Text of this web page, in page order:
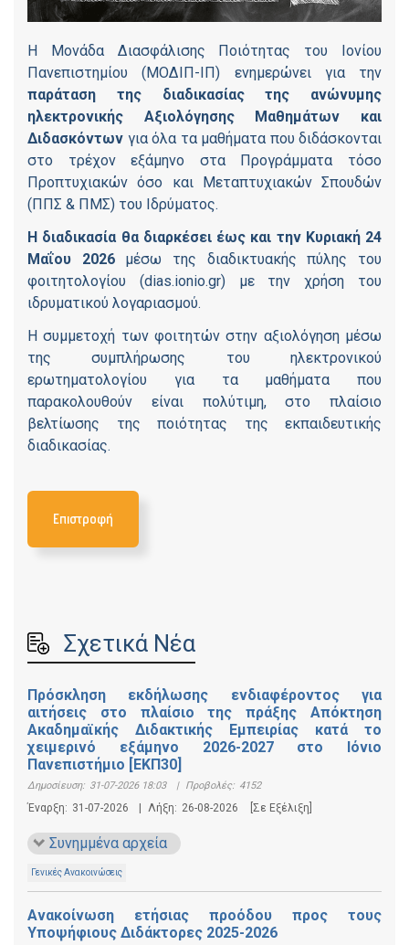
Η Μονάδα Διασφάλισης Ποιότητας του Ιονίου
Πανεπιστημίου (ΜΟΔΙΠ-ΙΠ) ενημερώνει για την
παράταση της διαδικασίας της ανώνυμης
ηλεκτρονικής Αξιολόγησης Μαθημάτων και
Διδασκόντων για όλα τα μαθήματα που διδάσκονται
στο τρέχον εξάμηνο στα Προγράμματα τόσο
Προπτυχιακών όσο και Μεταπτυχιακών Σπουδών
(ΠΠΣ & ΠΜΣ) του Ιδρύματος.
Η διαδικασία θα διαρκέσει έως και την Κυριακή 24
Μαΐου 2026 μέσω της διαδικτυακής πύλης του
φοιτητολογίου (dias.ionio.gr) με την χρήση του
ιδρυματικού λογαριασμού.
Η συμμετοχή των φοιτητών στην αξιολόγηση μέσω
της συμπλήρωσης του ηλεκτρονικού
ερωτηματολογίου για τα μαθήματα που
παρακολουθούν είναι πολύτιμη, στο πλαίσιο
βελτίωσης της ποιότητας της εκπαιδευτικής
διαδικασίας.
Επιστροφή
Σχετικά Νέα
Πρόσκληση εκδήλωσης ενδιαφέροντος για
αιτήσεις στο πλαίσιο της πράξης Απόκτηση
Ακαδημαϊκής Διδακτικής Εμπειρίας κατά το
χειμερινό εξάμηνο 2026-2027 στο Ιόνιο
Πανεπιστήμιο [ΕΚΠ30]
Δημοσίευση: 31-07-2026 18:03 | Προβολές: 4152
Έναρξη: 31-07-2026 | Λήξη: 26-08-2026 [Σε Εξέλιξη]
Συνημμένα αρχεία
Γενικές Ανακοινώσεις
Ανακοίνωση ετήσιας προόδου προς τους
Υποψήφιους Διδάκτορες 2025-2026